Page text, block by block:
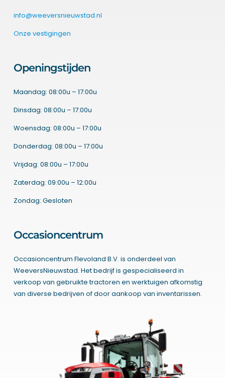
info@weeversnieuwstad.nl
Onze vestigingen
Openingstijden
Maandag: 08:00u – 17:00u
Dinsdag: 08:00u – 17:00u
Woensdag: 08:00u – 17:00u
Donderdag: 08:00u – 17:00u
Vrijdag: 08:00u – 17:00u
Zaterdag: 09:00u – 12:00u
Zondag: Gesloten
Occasioncentrum
Occasioncentrum Flevoland B.V. is onderdeel van
WeeversNieuwstad. Het bedrijf is gespecialiseerd in
verkoop van gebruikte tractoren en werktuigen afkomstig
van diverse bedrijven of door aankoop van inventarissen.